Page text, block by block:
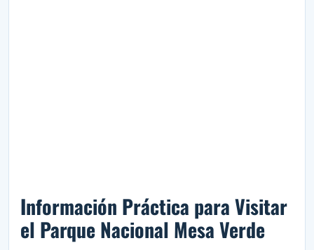
Información Práctica para Visitar
el Parque Nacional Mesa Verde